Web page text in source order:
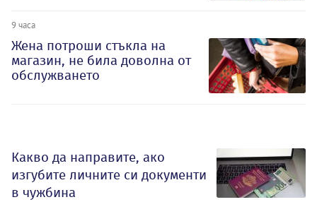
9 часа
Жена потроши стъкла на
магазин, не била доволна от
обслужването
Какво да направите, ако
изгубите личните си документи
в чужбина